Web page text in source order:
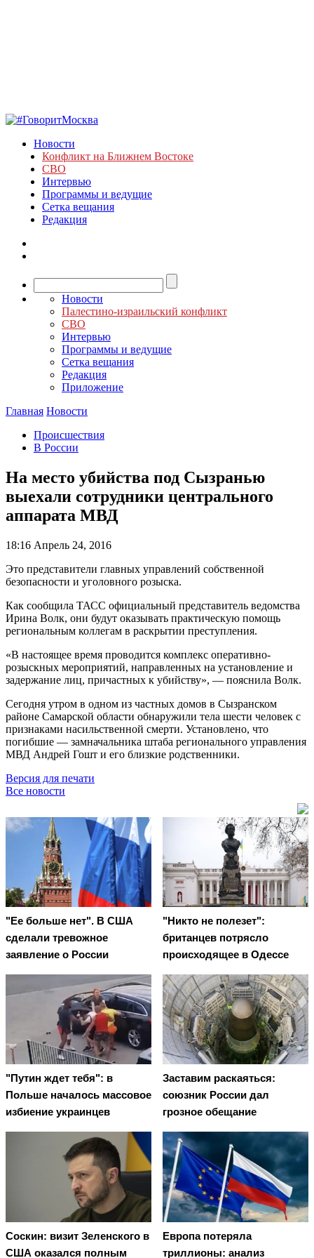
Новости
Конфликт на Ближнем Востоке
СВО
Интервью
Программы и ведущие
Сетка вещания
Редакция
Новости
Палестино-израильский конфликт
СВО
Интервью
Программы и ведущие
Сетка вещания
Редакция
Приложение
Главная Новости
Происшествия
В России
На место убийства под Сызранью
выехали сотрудники центрального
аппарата МВД
18:16 Апрель 24, 2016
Это представители главных управлений собственной
безопасности и уголовного розыска.
Как сообщила ТАСС официальный представитель ведомства
Ирина Волк, они будут оказывать практическую помощь
региональным коллегам в раскрытии преступления.
«В настоящее время проводится комплекс оперативно-
розыскных мероприятий, направленных на установление и
задержание лиц, причастных к убийству», — пояснила Волк.
Сегодня утром в одном из частных домов в Сызранском
районе Самарской области обнаружили тела шести человек с
признаками насильственной смерти. Установлено, что
погибшие — замначальника штаба регионального управления
МВД Андрей Гошт и его близкие родственники.
Версия для печати
Все новости
"Ее больше нет". В США
сделали тревожное
заявление о России
"Никто не полезет":
британцев потрясло
происходящее в Одессе
"Путин ждет тебя": в
Польше началось массовое
избиение украинцев
Заставим раскаяться:
союзник России дал
грозное обещание
Соскин: визит Зеленского в
США оказался полным
Европа потеряла
триллионы: анализ